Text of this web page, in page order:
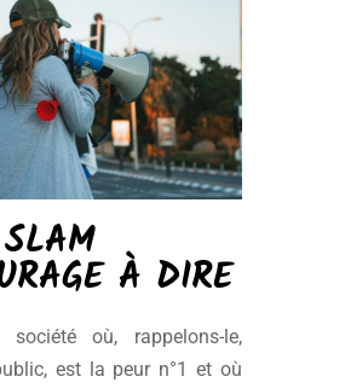
À DIRE
où, rappelons-le,
est la peur n°1 et où